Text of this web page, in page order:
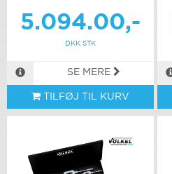
5.094.00,-
DKK STK
SE MERE
TILFØJ TIL KURV